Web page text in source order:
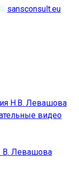
sansconsult.eu
Н.В. Левашова
видео
В. Левашова